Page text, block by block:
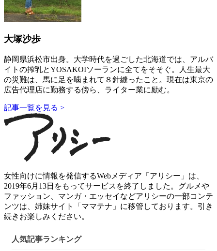
大塚沙歩
静岡県浜松市出身。大学時代を過ごした北海道では、アルバ
イトの搾乳とYOSAKOIソーランに全てをそそぐ。人生最大
の災難は、馬に足を噛まれて８針縫ったこと。現在は東京の
広告代理店に勤務する傍ら、ライター業に励む。
記事一覧を見る >
女性向けに情報を発信するWebメディア「アリシー」は、
2019年6月13日をもってサービスを終了しました。グルメや
ファッション、マンガ・エッセイなどアリシーの一部コンテ
ンツは、姉妹サイト「ママテナ」に移管しております。引き
続きお楽しみください。
人気記事ランキング